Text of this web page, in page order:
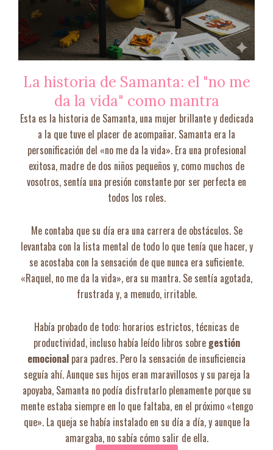
La historia de Samanta: el "no me
da la vida" como mantra
Esta es la historia de Samanta, una mujer brillante y dedicada
a la que tuve el placer de acompañar. Samanta era la
personificación del «no me da la vida». Era una profesional
exitosa, madre de dos niños pequeños y, como muchos de
vosotros, sentía una presión constante por ser perfecta en
todos los roles.
Me contaba que su día era una carrera de obstáculos. Se
levantaba con la lista mental de todo lo que tenía que hacer, y
se acostaba con la sensación de que nunca era suficiente.
«Raquel, no me da la vida», era su mantra. Se sentía agotada,
frustrada y, a menudo, irritable.
Había probado de todo: horarios estrictos, técnicas de
productividad, incluso había leído libros sobre gestión
emocional para padres. Pero la sensación de insuficiencia
seguía ahí. Aunque sus hijos eran maravillosos y su pareja la
apoyaba, Samanta no podía disfrutarlo plenamente porque su
mente estaba siempre en lo que faltaba, en el próximo «tengo
que». La queja se había instalado en su día a día, y aunque la
amargaba, no sabía cómo salir de ella.